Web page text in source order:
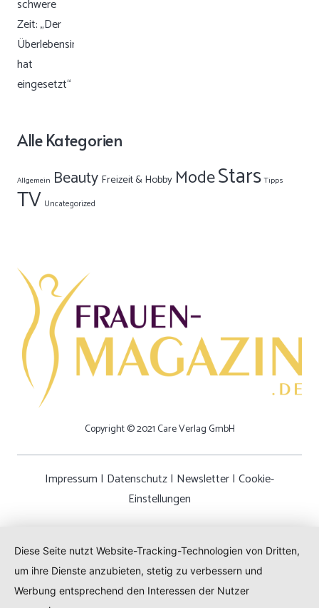
Alle Kategorien
Allgemein Beauty Freizeit & Hobby ModeStars Tipps
TV Uncategorized
Copyright © 2021 Care Verlag GmbH
Impressum | Datenschutz| Newsletter| Cookie-
Einstellungen
Diese Seite nutzt Website-Tracking-Technologien von Dritten,
um ihre Dienste anzubieten, stetig zu verbessern und
Werbung entsprechend den Interessen der Nutzer